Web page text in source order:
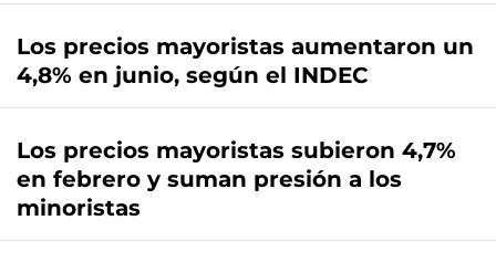
Los precios mayoristas aumentaron un
4,8% en junio, según el INDEC
Los precios mayoristas subieron 4,7%
en febrero y suman presión a los
minoristas